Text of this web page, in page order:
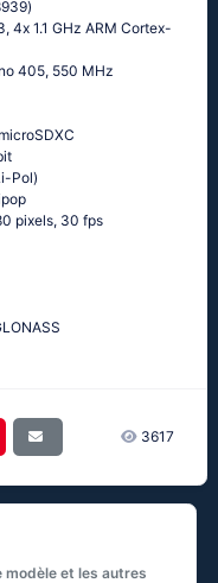
4х 1.1 GНz АRМ Соrtех-
405, 550 MHz
Pol)
pixels, 30 fps
3617
modèle et les autres